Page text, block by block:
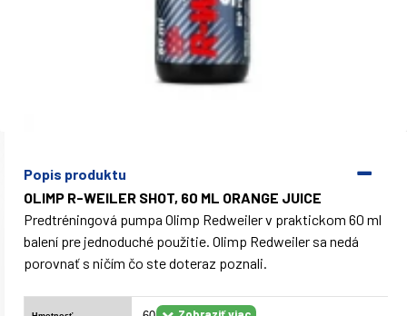
Popis produktu
OLIMP R-WEILER SHOT, 60 ML ORANGE JUICE
Predtréningová pumpa Olimp Redweiler v praktickom 60 ml
balení pre jednoduché použitie. Olimp Redweiler sa nedá
porovnať s ničím čo ste doteraz poznali.